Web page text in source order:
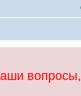
вопросы,